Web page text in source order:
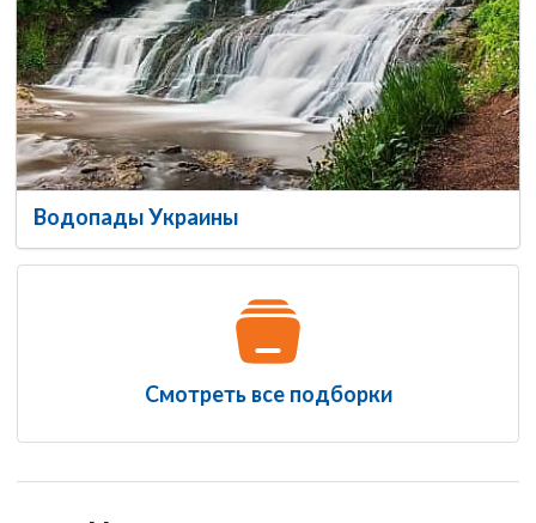
Водопады Украины
Смотреть все подборки